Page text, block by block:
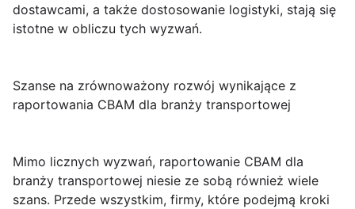
dostawcami, a także dostosowanie logistyki, stają się
istotne w obliczu tych wyzwań.
Szanse na zrównoważony rozwój wynikające z
raportowania CBAM dla branży transportowej
Mimo licznych wyzwań, raportowanie CBAM dla
branży transportowej niesie ze sobą również wiele
szans. Przede wszystkim, firmy, które podejmą kroki